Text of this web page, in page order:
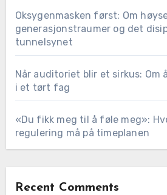
Oksygenmasken først: Om
generasjonstraumer og det
tunnelsynet
Når auditoriet blir et sirkus: Om
i et tørt fag
«Du fikk meg til å føle meg»:
regulering må på timeplanen
Recent Comments